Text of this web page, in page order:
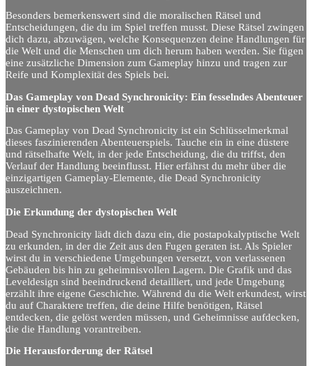
Besonders bemerkenswert sind die moralischen Rätsel und
Entscheidungen, die du im Spiel treffen musst. Diese Rätsel zwingen
dich dazu, abzuwägen, welche Konsequenzen deine Handlungen für
die Welt und die Menschen um dich herum haben werden. Sie fügen
eine zusätzliche Dimension zum Gameplay hinzu und tragen zur
Reife und Komplexität des Spiels bei.
Das Gameplay von Dead Synchronicity: Ein fesselndes Abenteuer
in einer dystopischen Welt
Das Gameplay von Dead Synchronicity ist ein Schlüsselmerkmal
dieses faszinierenden Abenteuerspiels. Tauche ein in eine düstere
und rätselhafte Welt, in der jede Entscheidung, die du triffst, den
Verlauf der Handlung beeinflusst. Hier erfährst du mehr über die
einzigartigen Gameplay-Elemente, die Dead Synchronicity
auszeichnen.
Die Erkundung der dystopischen Welt
Dead Synchronicity lädt dich dazu ein, die postapokalyptische Welt
zu erkunden, in der die Zeit aus den Fugen geraten ist. Als Spieler
wirst du in verschiedene Umgebungen versetzt, von verlassenen
Gebäuden bis hin zu geheimnisvollen Lagern. Die Grafik und das
Leveldesign sind beeindruckend detailliert, und jede Umgebung
erzählt ihre eigene Geschichte. Während du die Welt erkundest, wirst
du auf Charaktere treffen, die deine Hilfe benötigen, Rätsel
entdecken, die gelöst werden müssen, und Geheimnisse aufdecken,
die die Handlung vorantreiben.
Die Herausforderung der Rätsel